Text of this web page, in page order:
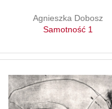
Agnieszka Dobosz
Samotność 1